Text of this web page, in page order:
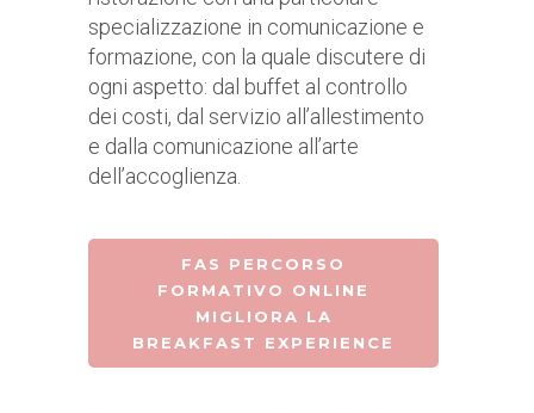
specializzazione in comunicazione e
formazione, con la quale discutere di
ogni aspetto: dal buffet al controllo
dei costi, dal servizio all’allestimento
e dalla comunicazione all’arte
dell’accoglienza.
FAS PERCORSO
FORMATIVO ONLINE
MIGLIORA LA
BREAKFAST EXPERIENCE